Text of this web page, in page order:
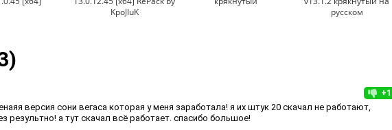
KpoJIuK
русском
+1
версия сони вегаса которая у меня заработала! я их штук 20 скачал не работают,
результно! а тут скачал всё работает. спасибо большое!